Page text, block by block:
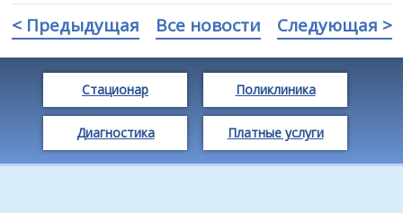
< Предыдущая Все новости Следующая >
Стационар Поликлиника
Диагностика Платные услуги